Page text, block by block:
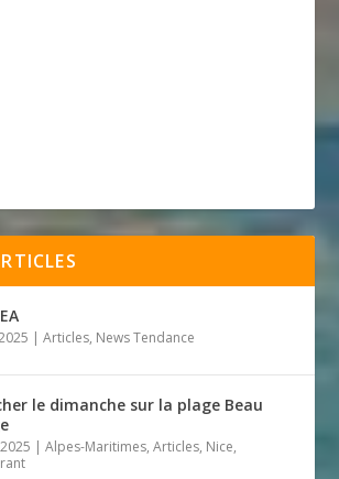
|Articles, News Tendance
le dimanche sur la plage Beau
|Alpes-Maritimes,Articles, Nice,